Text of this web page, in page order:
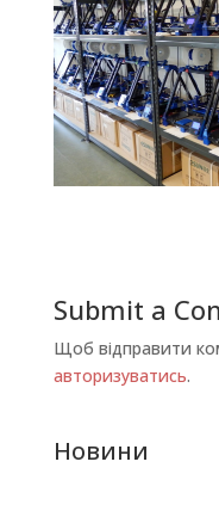
Submit a
Щоб відправити
авторизуватись.
Новини